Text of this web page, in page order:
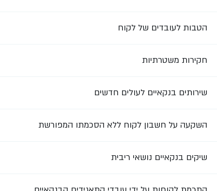
הטבות לעובדים של לקוח
חקירות משטרתיות
שירותים בנקאיים לעולים חדשים
השקעה על חשבון לקוח ללא הסכמתו המפורשת
שיקים בנקאיים נושאי ריבית